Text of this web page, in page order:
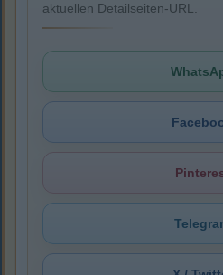
aktuellen Detailseiten-URL.